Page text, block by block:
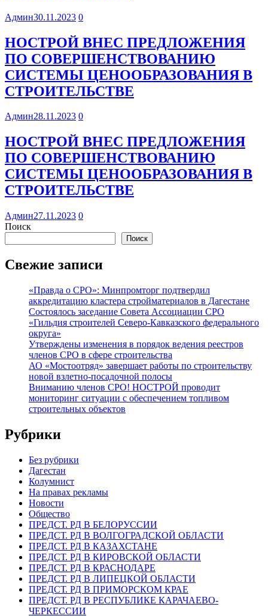
Админ30.11.2023 0
НОСТРОЙ ВНЕС ПРЕДЛОЖЕНИЯ
ПО СОВЕРШЕНСТВОВАНИЮ
СИСТЕМЫ ЦЕНООБРАЗОВАНИЯ В
СТРОИТЕЛЬСТВЕ
Админ28.11.2023 0
НОСТРОЙ ВНЕС ПРЕДЛОЖЕНИЯ
ПО СОВЕРШЕНСТВОВАНИЮ
СИСТЕМЫ ЦЕНООБРАЗОВАНИЯ В
СТРОИТЕЛЬСТВЕ
Админ27.11.2023 0
Поиск
Поиск
Свежие записи
«Правда о СРО»: Минпромторг подтвердил
аккредитацию кластера стройматериалов в Дагестане
Состоялось заседание Совета Ассоциации СРО
«Гильдия строителей Северо-Кавказского федерального
округа»
Утверждены изменения в порядок ведения реестров
членов СРО в сфере строительства
АО «Мостоотряд» завершает работы по строительству
новой взлетно-посадочной полосы
Вниманию членов СРО! НОСТРОЙ проводит
мониторинг ситуации с обеспечением топливом
строительных объектов
Рубрики
Без рубрики
Дагестан
Колумнист
На правах рекламы
Новости
Общество
ПРЕДСТ. РД В БЕЛОРУССИИ
ПРЕДСТ. РД В ВОЛГОГРАДСКОЙ ОБЛАСТИ
ПРЕДСТ. РД В КАЗАХСТАНЕ
ПРЕДСТ. РД В КИРОВСКОЙ ОБЛАСТИ
ПРЕДСТ. РД В КРАСНОДАРЕ
ПРЕДСТ. РД В ЛИПЕЦКОЙ ОБЛАСТИ
ПРЕДСТ. РД В ПРИМОРСКОМ КРАЕ
ПРЕДСТ. РД В РЕСПУБЛИКЕ КАРАЧАЕВО-
ЧЕРКЕССИИ